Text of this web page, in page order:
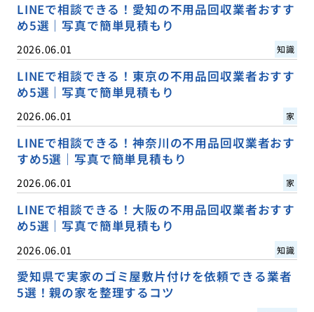
LINEで相談できる！愛知の不用品回収業者おすす
め5選｜写真で簡単見積もり
2026.06.01 知識
LINEで相談できる！東京の不用品回収業者おすす
め5選｜写真で簡単見積もり
2026.06.01 家
LINEで相談できる！神奈川の不用品回収業者おす
すめ5選｜写真で簡単見積もり
2026.06.01 家
LINEで相談できる！大阪の不用品回収業者おすす
め5選｜写真で簡単見積もり
2026.06.01 知識
愛知県で実家のゴミ屋敷片付けを依頼できる業者
5選！親の家を整理するコツ